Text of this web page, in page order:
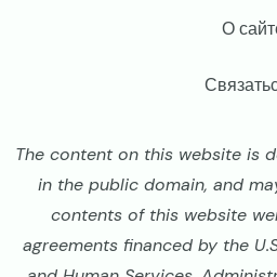
О
The content on this website is
in the public domain, and
contents of this website
agreements financed by the